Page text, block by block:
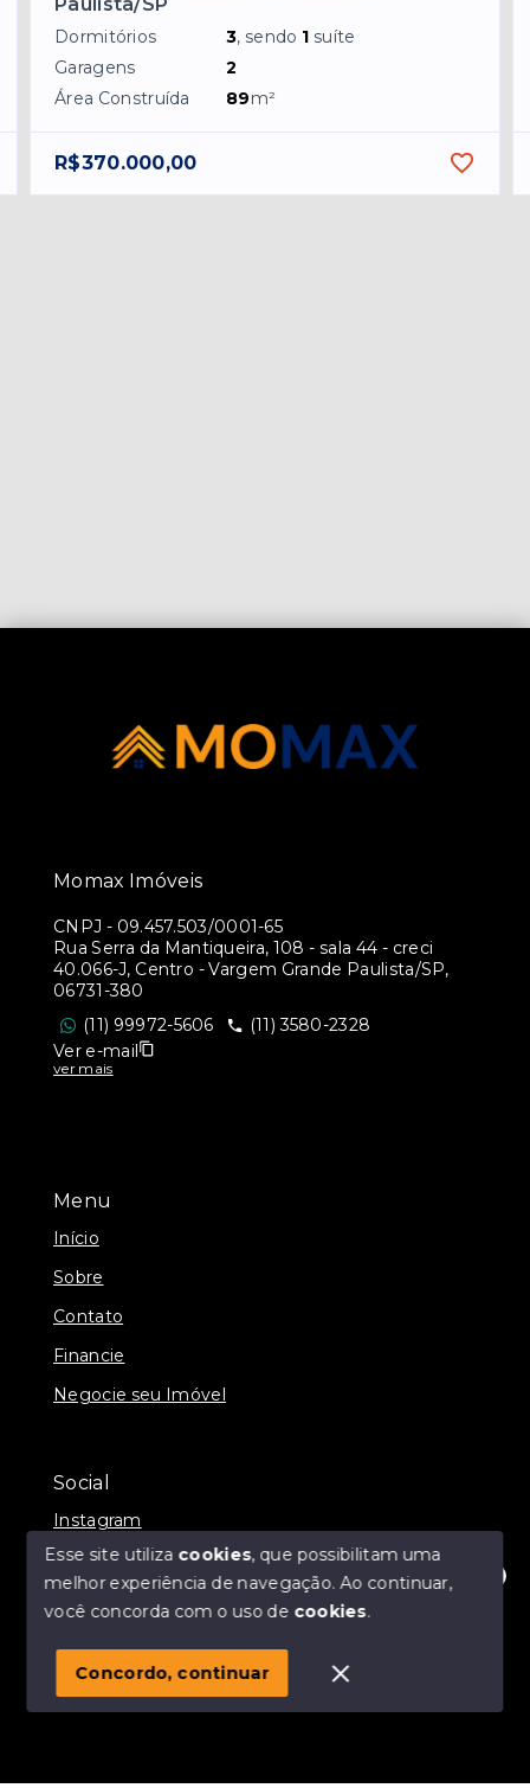
Dormitórios 3, sendo 1 suíte
Garagens
2
Área Construída
89m²
R$370.000,00
Olá! Estamos disponíveis para te ajudar.
Menu
Início
Sobre
Contato
Financie
Negocie seu Imóvel
Social
Instagram
© Copyright 2026 - Momax Imóveis - Todos os direitos
SITE PARA IMOBILIARIA
Momax Imóveis
CNPJ - 09.457.503/0001-65
Rua Serra da Mantiqueira, 108 - sala 44 - creci
40.066-J, Centro - Vargem Grande Paulista/SP,
06731-380
(11) 99972-5606
(11) 3580-2328
Ver e-mail
ver mais
Esse site utiliza cookies, que possibilitam uma
melhor experiência de navegação.Ao continuar,
você concorda com o uso de cookies.
Concordo, continuar